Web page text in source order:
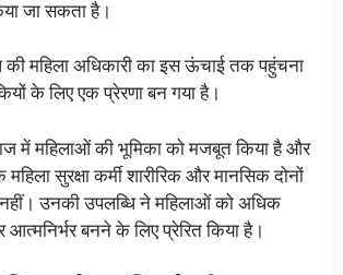
जा सकता है।
की महिला अधिकारी का इस ऊंचाई तक पहुंचना
के लिए एक प्रेरणा बन गया है।
में महिलाओं की भूमिका को मजबूत किया है और
सुरक्षा कर्मी शारीरिक और मानसिक दोनों
उनकी उपलब्धि ने महिलाओं को अधिक
आत्मनिर्भर बनने के लिए प्रेरित किया है।